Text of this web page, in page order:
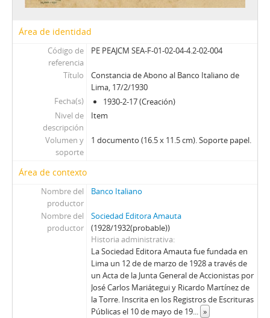
Área de identidad
Código de
referencia
PE PEAJCM SEA-F-01-02-04-4.2-02-004
Título
Constancia de Abono al Banco Italiano de
Lima, 17/2/1930
Fecha(s)
1930-2-17 (Creación)
Nivel de
descripción
Item
Volumen y
soporte
1 documento (16.5 x 11.5 cm). Soporte papel.
Área de contexto
Nombre del
productor
Banco Italiano
Nombre del
productor
Sociedad Editora Amauta
(1928/1932(probable))
Historia administrativa
La Sociedad Editora Amauta fue fundada en
Lima un 12 de de marzo de 1928 a través de
un Acta de la Junta General de Accionistas por
José Carlos Mariátegui y Ricardo Martínez de
la Torre. Inscrita en los Registros de Escrituras
Públicas el 10 de mayo de 19... »